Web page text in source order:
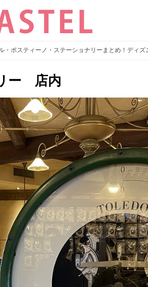
・ポスティーノ・ステーショナリーまとめ！ディ
ー 店内